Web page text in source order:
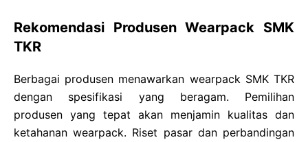
Rekomendasi Produsen Wearpack SMK
TKR
Berbagai produsen menawarkan wearpack SMK TKR
dengan spesifikasi yang beragam. Pemilihan
produsen yang tepat akan menjamin kualitas dan
ketahanan wearpack. Riset pasar dan perbandingan